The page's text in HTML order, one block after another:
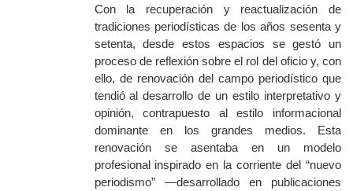
Con la recuperación y reactualización de
tradiciones periodísticas de los años sesenta y
setenta, desde estos espacios se gestó un
proceso de reflexión sobre el rol del oficio y, con
ello, de renovación del campo periodístico que
tendió al desarrollo de un estilo interpretativo y
opinión, contrapuesto al estilo informacional
dominante en los grandes medios. Esta
renovación se asentaba en un modelo
profesional inspirado en la corriente del “nuevo
periodismo” —desarrollado en publicaciones